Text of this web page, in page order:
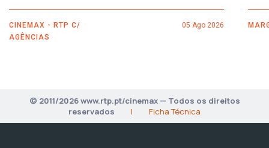
CINEMAX - RTP C/
AGÊNCIAS
05 Ago 2026
© 2011/2026 www.rtp.pt/cinemax — Todos os direitos
reservados
| Ficha Técnica